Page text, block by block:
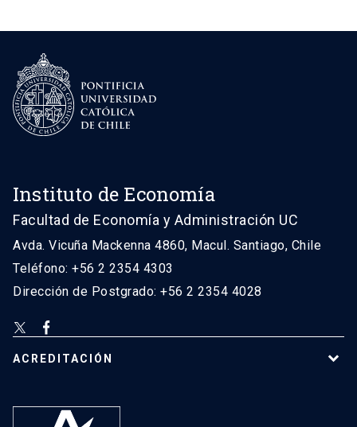
Instituto de Economía
Facultad de Economía y Administración UC
Avda. Vicuña Mackenna 4860, Macul. Santiago, Chile
Teléfono: +56 2 2354 4303
Dirección de Postgrado: +56 2 2354 4028
ACREDITACIÓN